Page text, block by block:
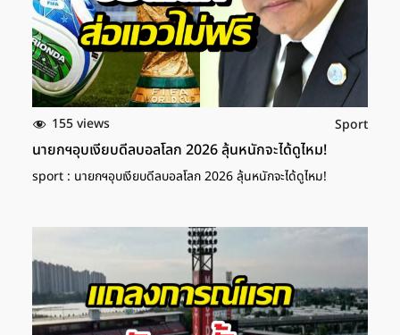
155 views Sport
นายกฯอุบเงียบดีลบอลโลก 2026 ลุ้นหนักจะได้ดูไหม!
sport : นายกฯอุบเงียบดีลบอลโลก 2026 ลุ้นหนักจะได้ดูไหม!